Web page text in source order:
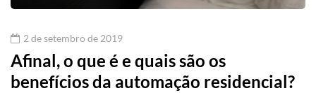
2 de setembro de 2019
Afinal, o que é e quais são os
benefícios da automação residencial?